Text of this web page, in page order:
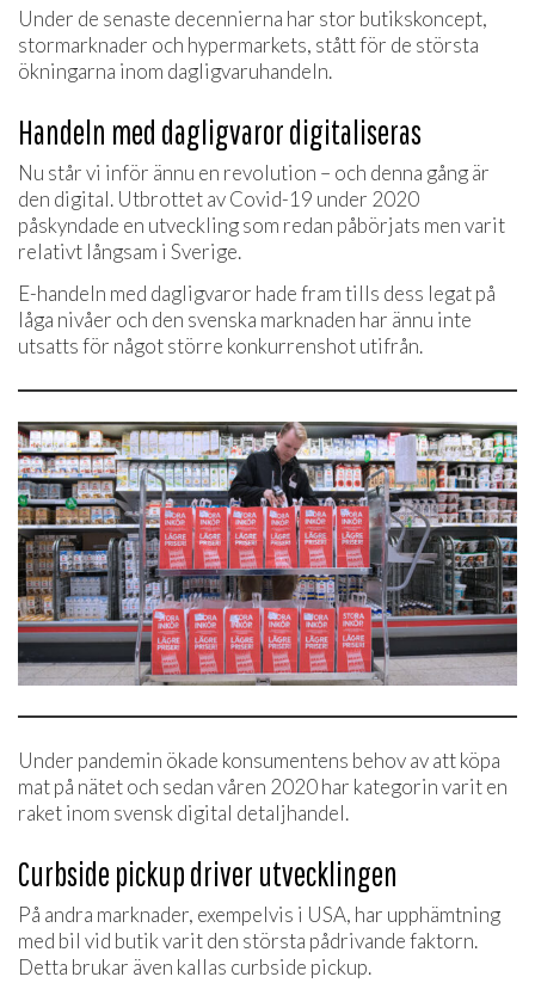
Under de senaste decennierna har stor butikskoncept,
stormarknader och hypermarkets, stått för de största
ökningarna inom dagligvaruhandeln.
Handeln med dagligvaror digitaliseras
Nu står vi inför ännu en revolution – och denna gång är
den digital. Utbrottet av Covid-19 under 2020
påskyndade en utveckling som redan påbörjats men varit
relativt långsam i Sverige.
E-handeln med dagligvaror hade fram tills dess legat på
låga nivåer och den svenska marknaden har ännu inte
utsatts för något större konkurrenshot utifrån.
Under pandemin ökade konsumentens behov av att köpa
mat på nätet och sedan våren 2020 har kategorin varit en
raket inom svensk digital detaljhandel.
Curbside pickup driver utvecklingen
På andra marknader, exempelvis i USA, har upphämtning
med bil vid butik varit den största pådrivande faktorn.
Detta brukar även kallas curbside pickup.